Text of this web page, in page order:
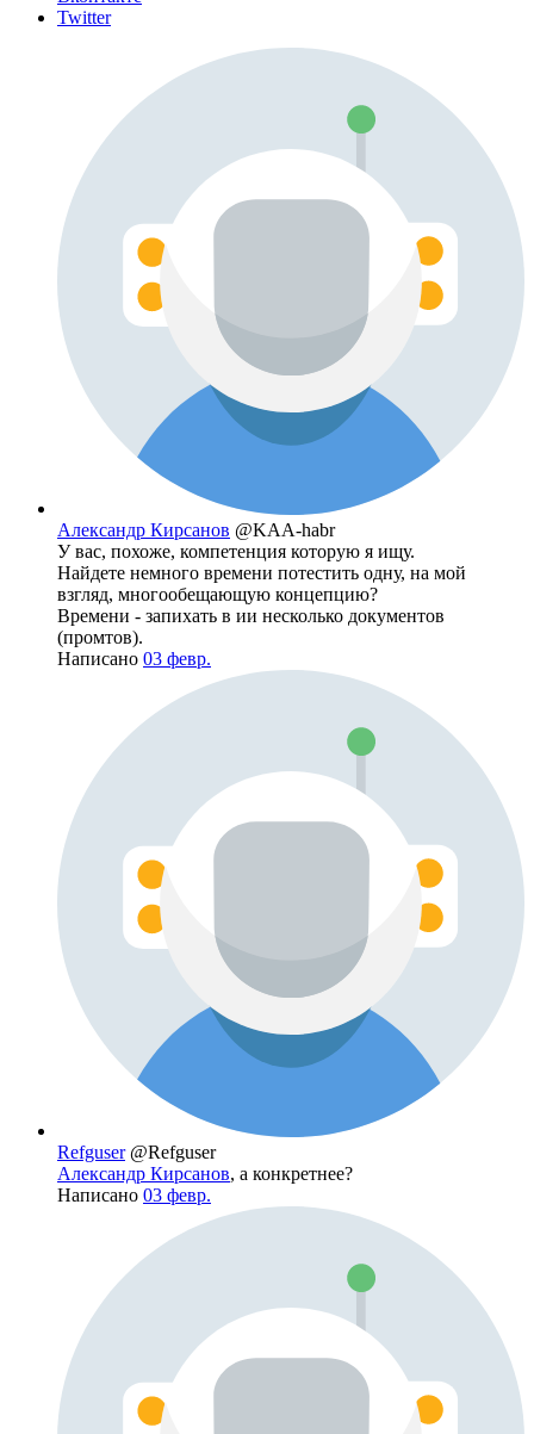
Twitter
Александр Кирсанов @KAA-habr
У вас, похоже, компетенция которую я ищу.
Найдете немного времени потестить одну, на мой
взгляд, многообещающую концепцию?
Времени - запихать в ии несколько документов
(промтов).
Написано 03 февр.
Refguser @Refguser
Александр Кирсанов, а конкретнее?
Написано 03 февр.